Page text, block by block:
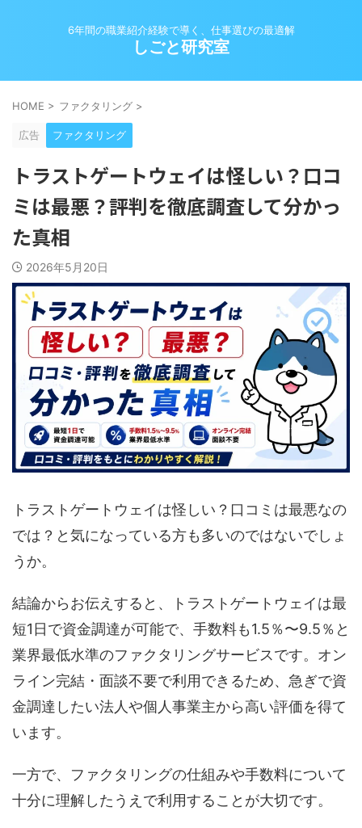
6年間の職業紹介経験で導く、仕事選びの最適解
しごと研究室
HOME > ファクタリング >
広告 ファクタリング
トラストゲートウェイは怪しい？口コ
ミは最悪？評判を徹底調査して分かっ
た真相
2026年5月20日
トラストゲートウェイは怪しい？口コミは最悪なの
では？と気になっている方も多いのではないでしょ
うか。
結論からお伝えすると、トラストゲートウェイは最
短1日で資金調達が可能で、手数料も1.5％〜9.5％と
業界最低水準のファクタリングサービスです。オン
ライン完結・面談不要で利用できるため、急ぎで資
金調達したい法人や個人事業主から高い評価を得て
います。
一方で、ファクタリングの仕組みや手数料について
十分に理解したうえで利用することが大切です。